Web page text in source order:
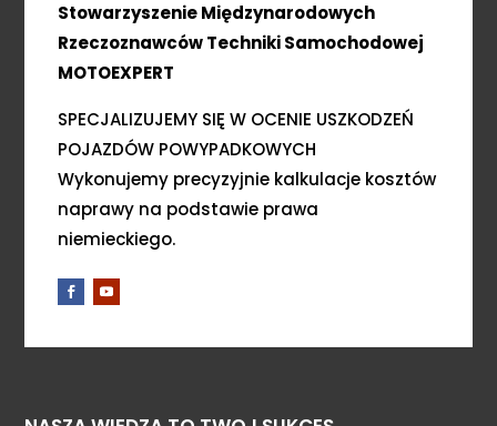
Stowarzyszenie Międzynarodowych
Rzeczoznawców Techniki Samochodowej
MOTOEXPERT
SPECJALIZUJEMY SIĘ W OCENIE USZKODZEŃ
POJAZDÓW POWYPADKOWYCH
Wykonujemy precyzyjnie kalkulacje kosztów
naprawy na podstawie prawa
niemieckiego.